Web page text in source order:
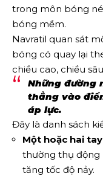
trong môn bóng
bóng mềm.
Navratil quan sát
bóng có quay lại
chiều cao, chiều
Những đường
thẳng vào
áp lực.
Đây là danh sách
Một hoặc hai
thường thụ động
tăng tốc độ nảy.